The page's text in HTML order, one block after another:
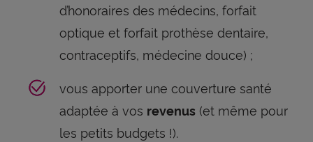
d’honoraires des médecins, forfait
optique et forfait prothèse dentaire,
contraceptifs, médecine douce) ;
vous apporter une couverture santé
adaptée à vos revenus(et même pour
les petits budgets !).